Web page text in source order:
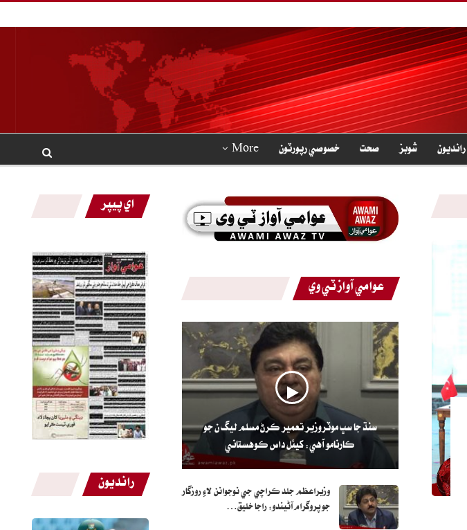
رانديون شوبز صحت خصوصي رپورٽون More
اي پيپر
رانديون
عوامي آواز ٽي وي
سنڌ جا سڀ موٽروزير تعمير ڪرڻ مسلم ليگ ن جو
ڪارنامو آهي: کيئل داس ڪوهستاني
وزيراعظم جلد ڪراچي جي نوجوانن لاءِ روزگار
جو پروگرام آڻيندو: راجا خليق…